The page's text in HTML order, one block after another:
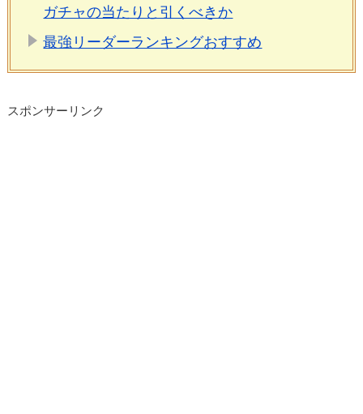
ガチャの当たりと引くべきか
最強リーダーランキングおすすめ
スポンサーリンク